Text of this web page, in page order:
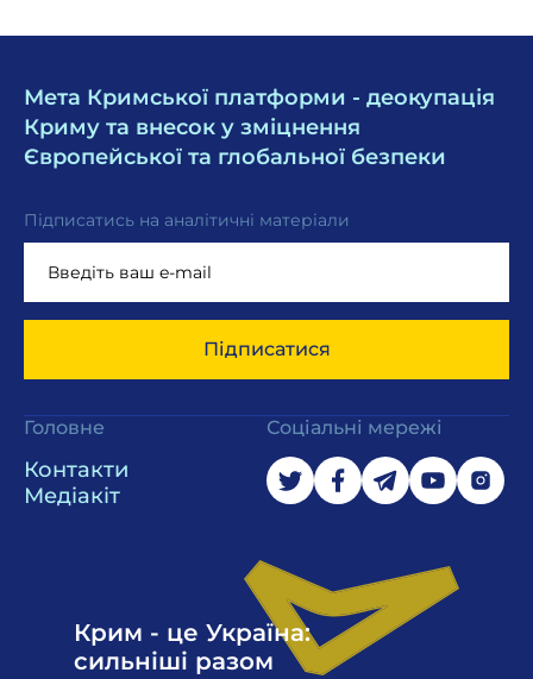
Мета Кримської платформи - деокупація
Криму та внесок у зміцнення
Європейської та глобальної безпеки
Підписатись на аналітичні матеріали
Підписатися
Головне
Контакти
Медіакіт
Соціальні мережі
Крим - це Україна:
сильніші разом